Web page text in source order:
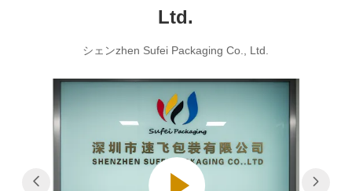
Ltd.
シェンzhen Sufei Packaging Co., Ltd.